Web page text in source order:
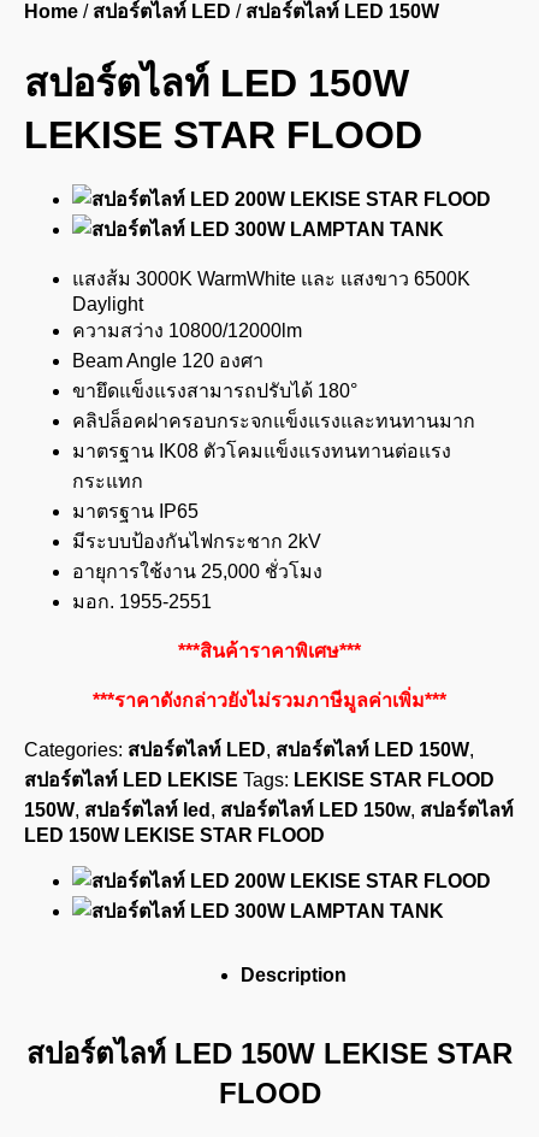
Home / สปอร์ตไลท์ LED / สปอร์ตไลท์ LED 150W
สปอร์ตไลท์ LED 150W
LEKISE STAR FLOOD
แสงส้ม 3000K WarmWhite และ แสงขาว 6500K
Daylight
ความสว่าง 10800/12000lm
Beam Angle 120 องศา
ขายึดแข็งแรงสามารถปรับได้ 180°
คลิปล็อคฝาครอบกระจกแข็งแรงและทนทานมาก
มาตรฐาน IK08 ตัวโคมแข็งแรงทนทานต่อแรง
กระแทก
มาตรฐาน IP65
มีระบบป้องกันไฟกระชาก 2kV
อายุการใช้งาน 25,000 ชั่วโมง
มอก. 1955-2551
***สินค้าราคาพิเศษ***
***ราคาดังกล่าวยังไม่รวมภาษีมูลค่าเพิ่ม***
Categories: สปอร์ตไลท์ LED, สปอร์ตไลท์ LED 150W,
สปอร์ตไลท์ LED LEKISE Tags: LEKISE STAR FLOOD
150W, สปอร์ตไลท์ led , สปอร์ตไลท์ LED 150w, สปอร์ตไลท์
LED 150W LEKISE STAR FLOOD
Description
สปอร์ตไลท์ LED 150W LEKISE STAR
FLOOD